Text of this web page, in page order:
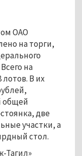
ОАО
на торги,
на
В их
общей
две
участки, а
стол.
Тагил»